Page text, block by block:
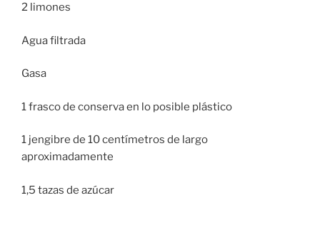
2 limones
Agua filtrada
Gasa
1 frasco de conserva en lo posible plástico
1 jengibre de 10 centímetros de largo
aproximadamente
1,5 tazas de azúcar